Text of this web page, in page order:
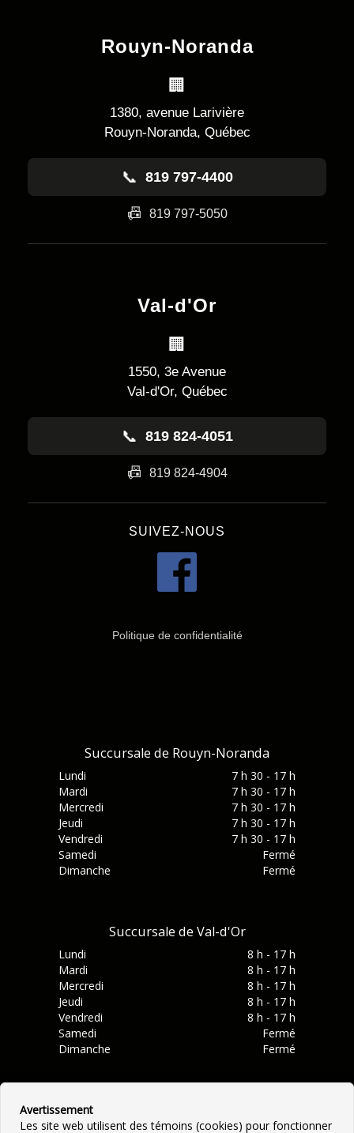
Rouyn-Noranda
🏢
1380, avenue Larivière
Rouyn-Noranda, Québec
📞 819 797-4400
📠 819 797-5050
Val-d'Or
🏢
1550, 3e Avenue
Val-d'Or, Québec
📞 819 824-4051
📠 819 824-4904
SUIVEZ-NOUS
Politique de confidentialité
Succursale de Rouyn-Noranda
Lundi
7 h 30 - 17 h
Mardi
7 h 30 - 17 h
Mercredi
7 h 30 - 17 h
Jeudi
7 h 30 - 17 h
Vendredi
7 h 30 - 17 h
Samedi
Fermé
Dimanche
Fermé
Succursale de Val-d'Or
Lundi
8 h - 17 h
Mardi
8 h - 17 h
Mercredi
8 h - 17 h
Jeudi
8 h - 17 h
Vendredi
8 h - 17 h
Samedi
Fermé
Dimanche
Fermé
Avertissement
Les site web utilisent des témoins (cookies) pour fonctionner